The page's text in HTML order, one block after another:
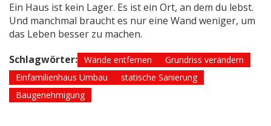
Ein Haus ist kein Lager. Es ist ein Ort, an dem du lebst.
Und manchmal braucht es nur eine Wand weniger, um
das Leben besser zu machen.
Schlagwörter: Wände entfernen
Grundriss verändern
Einfamilienhaus Umbau
statische Sanierung
Baugenehmigung